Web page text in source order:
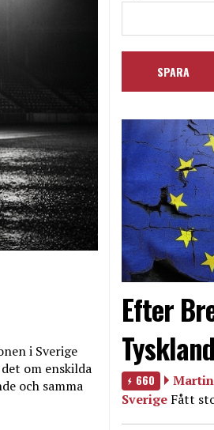
i Sverige
om enskilda
och samma
Efter
660
Sverige Fått